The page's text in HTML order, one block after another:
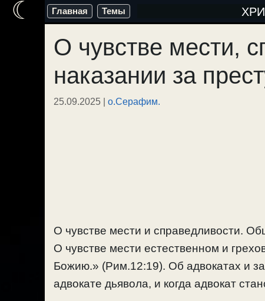
Перейти
содержимому
Главная Темы
О чувстве мести,
наказании за
25.09.2025 | о.Серафим.
О чувстве мести и справедливости.
О чувстве мести естественном и
Божию.» (Рим.12:19). Об адвокатах и
адвокате дьявола, и когда адвокат
☾